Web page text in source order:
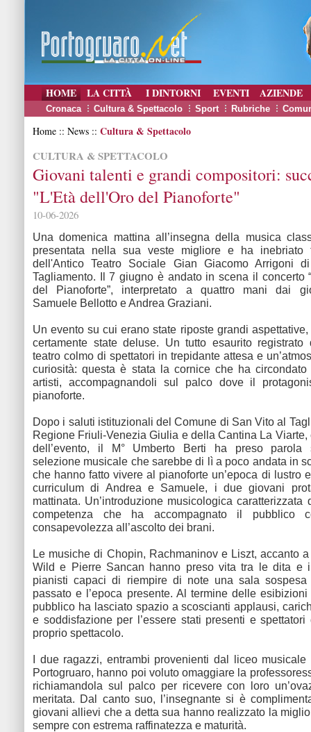
HOME LA CITTÀ I DINTORNI EVENTI AZIENDE
Cronaca Cultura & Spettacolo Sport Rubriche
Home :: News :: Cultura & Spettacolo
CULTURA & SPETTACOLO
Giovani talenti e grandi compositori:
"L'Età dell'Oro del Pianoforte"
10-06-2026
Una domenica mattina all’insegna della musica
presentata nella sua veste migliore e ha inebriato
dell'Antico Teatro Sociale Gian Giacomo Arrigoni
Tagliamento. Il 7 giugno è andato in scena il concerto
del Pianoforte”, interpretato a quattro mani dai
Samuele Bellotto e Andrea Graziani.
Un evento su cui erano state riposte grandi
certamente state deluse. Un tutto esaurito registrato
teatro colmo di spettatori in trepidante attesa e
curiosità: questa è stata la cornice che ha
artisti, accompagnandoli sul palco dove il
pianoforte.
Dopo i saluti istituzionali del Comune di San Vito al
Regione Friuli-Venezia Giulia e della Cantina La Viarte,
dell’evento, il M° Umberto Berti ha preso parola
selezione musicale che sarebbe di lì a poco andata in
che hanno fatto vivere al pianoforte un’epoca di lustro
curriculum di Andrea e Samuele, i due giovani
mattinata. Un’introduzione musicologica caratterizzata
competenza che ha accompagnato il pubblico
consapevolezza all’ascolto dei brani.
Le musiche di Chopin, Rachmaninov e Liszt, accanto
Wild e Pierre Sancan hanno preso vita tra le dita e
pianisti capaci di riempire di note una sala
passato e l’epoca presente. Al termine delle
pubblico ha lasciato spazio a scoscianti applausi,
e soddisfazione per l’essere stati presenti e
proprio spettacolo.
I due ragazzi, entrambi provenienti dal liceo
Portogruaro, hanno poi voluto omaggiare la
richiamandola sul palco per ricevere con loro
meritata. Dal canto suo, l’insegnante si è
giovani allievi che a detta sua hanno realizzato la
sempre con estrema raffinatezza e maturità.